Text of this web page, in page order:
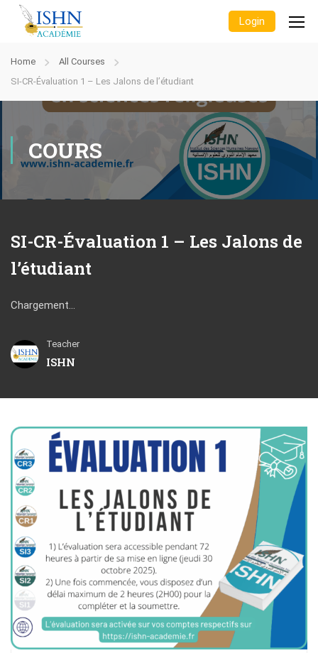
Login
Home
All Courses
SI-CR-Évaluation 1 – Les Jalons de l’étudiant
COURS
SI-CR-Évaluation 1 – Les Jalons de
l’étudiant
Chargement…
Teacher
ISHN